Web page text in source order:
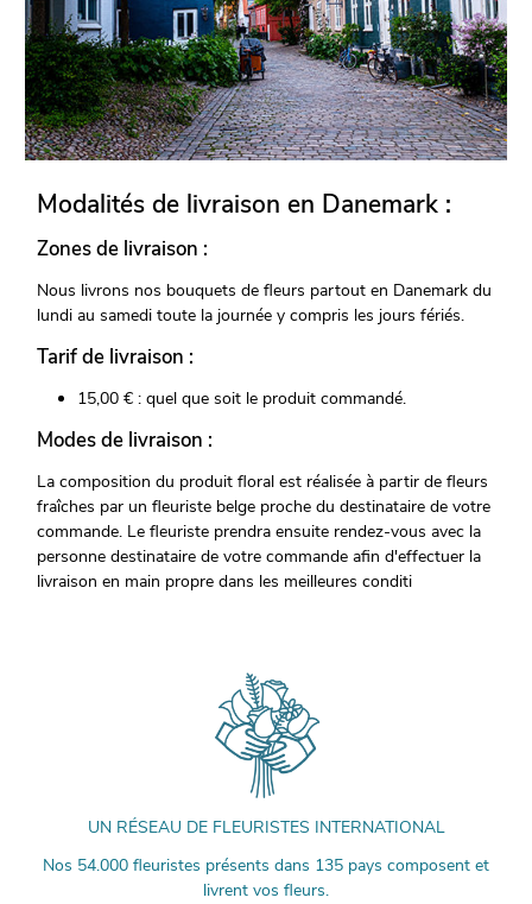
Modalités de livraison en Danemark :
Zones de livraison :
Nous livrons nos bouquets de fleurs partout en Danemark du
lundi au samedi toute la journée y compris les jours fériés.
Tarif de livraison :
15,00 € : quel que soit le produit commandé.
Modes de livraison :
La composition du produit floral est réalisée à partir de fleurs
fraîches par un fleuriste belge proche du destinataire de votre
commande. Le fleuriste prendra ensuite rendez-vous avec la
personne destinataire de votre commande afin d'effectuer la
livraison en main propre dans les meilleures conditi
UN RÉSEAU DE FLEURISTES INTERNATIONAL
Nos 54.000 fleuristes présents dans 135 pays composent et
livrent vos fleurs.